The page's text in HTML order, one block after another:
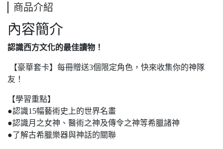
商品介紹
內容簡介
認識西方文化的最佳讀物！
【豪華套卡】每冊贈送3個限定角色，快來收集你的神隊
友！
【學習重點】
●認識15幅藝術史上的世界名畫
●認識月之女神、醫術之神及傳令之神等希臘諸神
●了解古希臘樂器與神話的關聯